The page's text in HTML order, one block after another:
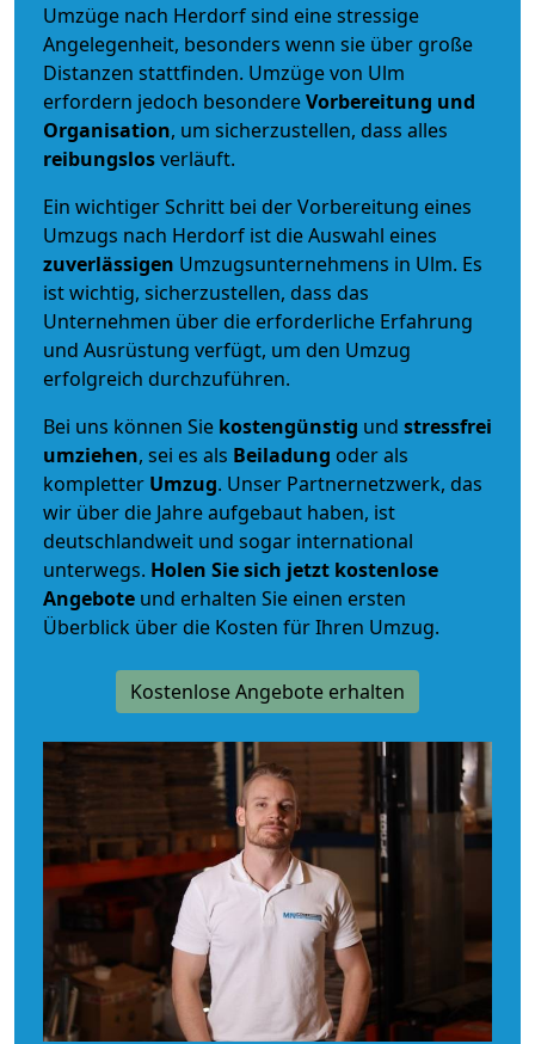
Umzüge nach Herdorf sind eine stressige
Angelegenheit, besonders wenn sie über große
Distanzen stattfinden. Umzüge von Ulm
erfordern jedoch besondereVorbereitung und
Organisation, um sicherzustellen, dass alles
reibungslosverläuft.
Ein wichtiger Schritt bei der Vorbereitung eines
Umzugs nach Herdorf ist die Auswahl eines
zuverlässigen Umzugsunternehmens in Ulm. Es
ist wichtig, sicherzustellen, dass das
Unternehmen über die erforderliche Erfahrung
und Ausrüstung verfügt, um den Umzug
erfolgreich durchzuführen.
Bei uns können Sie kostengünstig und stressfrei
umziehen, sei es als Beiladung oder als
kompletter Umzug. Unser Partnernetzwerk, das
wir über die Jahre aufgebaut haben, ist
deutschlandweit und sogar international
unterwegs. Holen Sie sich jetzt kostenlose
Angebote und erhalten Sie einen ersten
Überblick über die Kosten für Ihren Umzug.
Kostenlose Angebote erhalten